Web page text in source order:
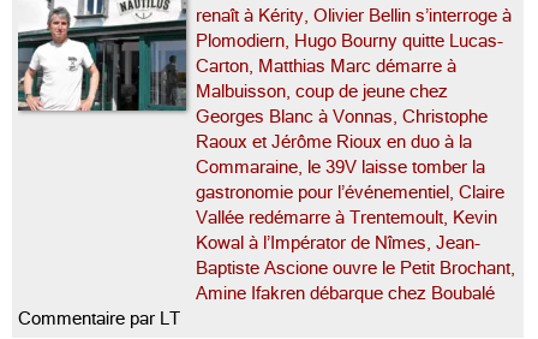
renaît à Kérity, Olivier Bellin s’interroge à
Plomodiern, Hugo Bourny quitte Lucas-
Carton, Matthias Marc démarre à
Malbuisson, coup de jeune chez
Georges Blanc à Vonnas, Christophe
Raoux et Jérôme Rioux en duo à la
Commaraine, le 39V laisse tomber la
gastronomie pour l’événementiel, Claire
Vallée redémarre à Trentemoult, Kevin
Kowal à l’Impérator de Nîmes, Jean-
Baptiste Ascione ouvre le Petit Brochant,
Amine Ifakren débarque chez Boubalé
Commentaire par LT